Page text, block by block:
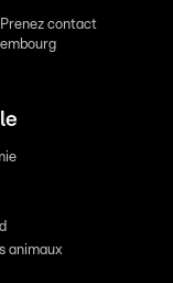
contact
animaux